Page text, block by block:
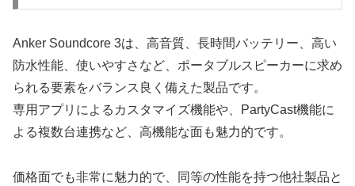
Anker Soundcore 3は、高音質、長時間バッテリー、高い
防水性能、使いやすさなど、ポータブルスピーカーに求め
られる要素をバランス良く備えた製品です。
専用アプリによるカスタマイズ機能や、PartyCast機能に
よる複数台連携など、高機能な面も魅力的です。
価格面でも非常に魅力的で、同等の性能を持つ他社製品と